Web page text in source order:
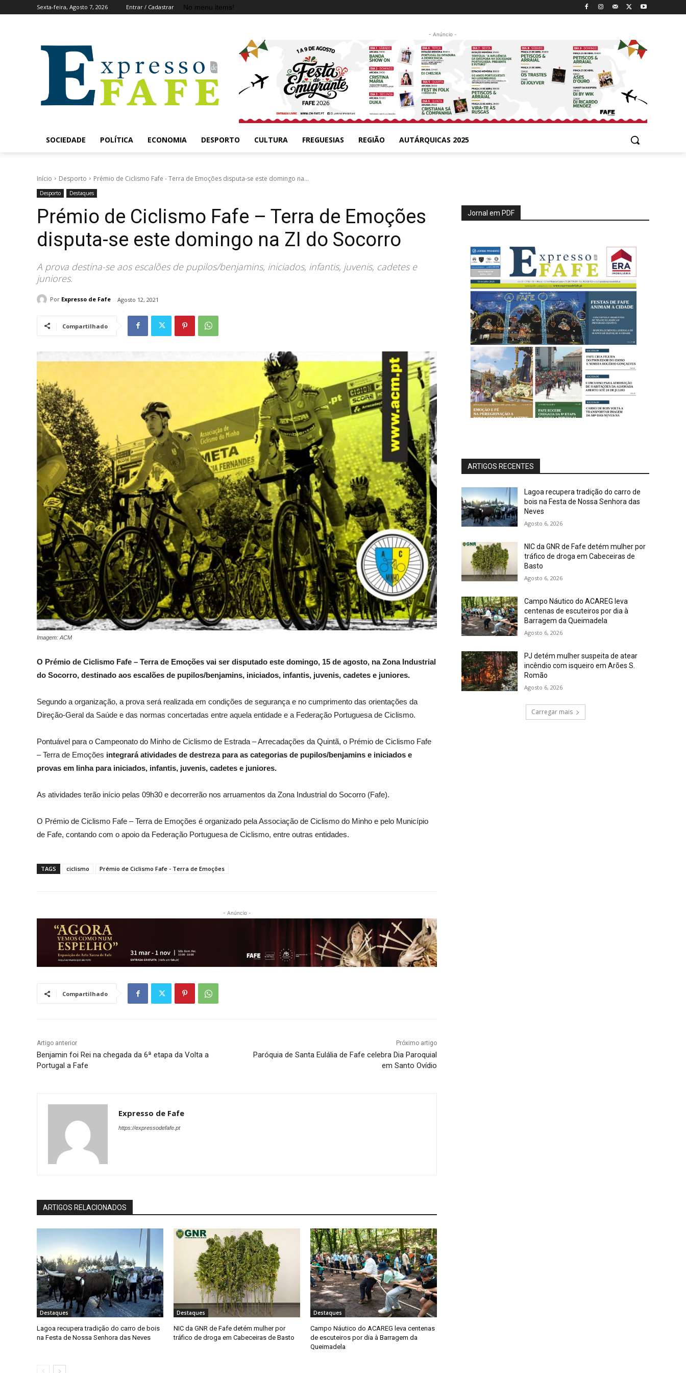
Sexta-feira, Agosto 7, 2026 Entrar / Cadastrar No menu items!
- Anúncio -
SOCIEDADE POLÍTICA ECONOMIA DESPORTO CULTURA FREGUESIAS REGIÃO AUTÁRQUICAS 2025
Início Desporto Prémio de Ciclismo Fafe - Terra de Emoções disputa-se este domingo na...
Desporto Destaques
Prémio de Ciclismo Fafe – Terra de Emoções
disputa-se este domingo na ZI do Socorro
A prova destina-se aos escalões de pupilos/benjamins, iniciados, infantis, juvenis, cadetes e
juniores.
Por Expresso de Fafe Agosto 12, 2021
Compartilhado
Imagem: ACM
O Prémio de Ciclismo Fafe – Terra de Emoções vai ser disputado este domingo, 15 de agosto, na Zona Industrial
do Socorro, destinado aos escalões de pupilos/benjamins, iniciados, infantis, juvenis, cadetes e juniores.
Segundo a organização, a prova será realizada em condições de segurança e no cumprimento das orientações da
Direção-Geral da Saúde e das normas concertadas entre aquela entidade e a Federação Portuguesa de Ciclismo.
Pontuável para o Campeonato do Minho de Ciclismo de Estrada – Arrecadações da Quintã, o Prémio de Ciclismo Fafe
– Terra de Emoções integrará atividades de destreza para as categorias de pupilos/benjamins e iniciados e
provas em linha para iniciados, infantis, juvenis, cadetes e juniores.
As atividades terão início pelas 09h30 e decorrerão nos arruamentos da Zona Industrial do Socorro (Fafe).
O Prémio de Ciclismo Fafe – Terra de Emoções é organizado pela Associação de Ciclismo do Minho e pelo Município
de Fafe, contando com o apoio da Federação Portuguesa de Ciclismo, entre outras entidades.
TAGS ciclismo Prémio de Ciclismo Fafe - Terra de Emoções
- Anúncio -
Compartilhado
Artigo anterior
Benjamin foi Rei na chegada da 6ª etapa da Volta a
Portugal a Fafe
Próximo artigo
Paróquia de Santa Eulália de Fafe celebra Dia Paroquial
em Santo Ovídio
Expresso de Fafe
https://expressodefafe.pt
ARTIGOS RELACIONADOS
Destaques
Lagoa recupera tradição do carro de bois
na Festa de Nossa Senhora das Neves
Destaques
NIC da GNR de Fafe detém mulher por
tráfico de droga em Cabeceiras de Basto
Destaques
Campo Náutico do ACAREG leva centenas
de escuteiros por dia à Barragem da
Queimadela
Jornal em PDF
ARTIGOS RECENTES
Lagoa recupera tradição do carro de
bois na Festa de Nossa Senhora das
Neves
Agosto 6, 2026
NIC da GNR de Fafe detém mulher por
tráfico de droga em Cabeceiras de
Basto
Agosto 6, 2026
Campo Náutico do ACAREG leva
centenas de escuteiros por dia à
Barragem da Queimadela
Agosto 6, 2026
PJ detém mulher suspeita de atear
incêndio com isqueiro em Arões S.
Romão
Agosto 6, 2026
Carregar mais